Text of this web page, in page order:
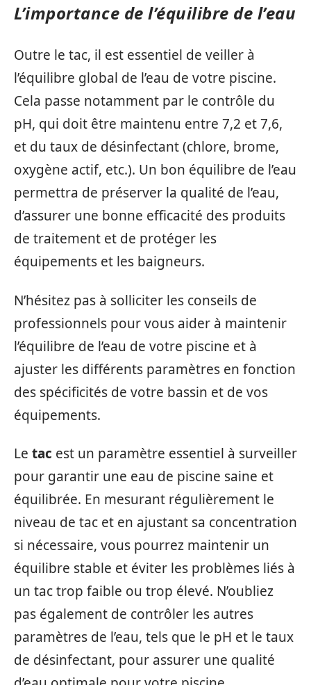
L’importance de l’équilibre de l’eau
Outre le tac, il est essentiel de veiller à
l’équilibre global de l’eau de votre piscine.
Cela passe notamment par le contrôle du
pH, qui doit être maintenu entre 7,2 et 7,6,
et du taux de désinfectant (chlore, brome,
oxygène actif, etc.). Un bon équilibre de l’eau
permettra de préserver la qualité de l’eau,
d’assurer une bonne efficacité des produits
de traitement et de protéger les
équipements et les baigneurs.
N’hésitez pas à solliciter les conseils de
professionnels pour vous aider à maintenir
l’équilibre de l’eau de votre piscine et à
ajuster les différents paramètres en fonction
des spécificités de votre bassin et de vos
équipements.
Le tac est un paramètre essentiel à surveiller
pour garantir une eau de piscine saine et
équilibrée. En mesurant régulièrement le
niveau de tac et en ajustant sa concentration
si nécessaire, vous pourrez maintenir un
équilibre stable et éviter les problèmes liés à
un tac trop faible ou trop élevé. N’oubliez
pas également de contrôler les autres
paramètres de l’eau, tels que le pH et le taux
de désinfectant, pour assurer une qualité